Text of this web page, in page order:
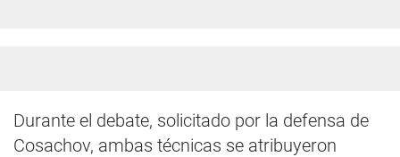
Durante el debate, solicitado por la defensa de
Cosachov, ambas técnicas se atribuyeron